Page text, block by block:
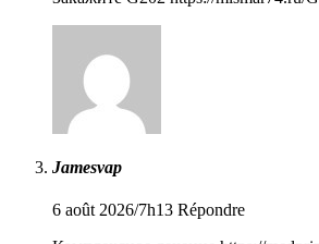
Jamesvap
6 août 2026/7h13 Répondre